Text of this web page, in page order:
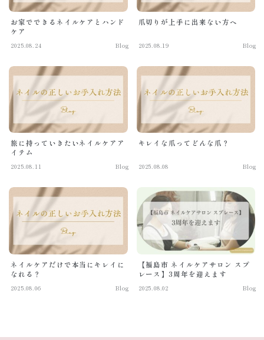
Gallery ギャラリー
Voice お客様の声
Contact コンタクト
お家でできるネイルケアとハンド
ケア
2025.08.24 Blog
爪切りが上手に出来ない方へ
2025.08.19 Blog
旅に持っていきたいネイルケアア
イテム
2025.08.11 Blog
キレイな爪ってどんな爪？
2025.08.08 Blog
ネイルケアだけで本当にキレイに
なれる？
2025.08.06 Blog
【福島市 ネイルケアサロン スプ
レース】3周年を迎えます
2025.08.02 Blog